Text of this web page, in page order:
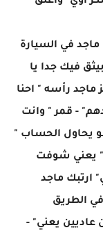
في السيارة
فيك جدا يا
ماجد رأسه " احنا
- قمر " وانت
يحاول الحساب "
بلهفة" يعني شوفت
ارتبك ماجد
في الطريق
عاديين يعني" -